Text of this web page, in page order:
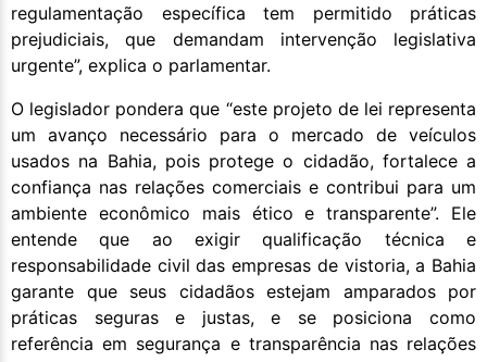
regulamentação específica tem permitido práticas
prejudiciais, que demandam intervenção legislativa
urgente”, explica o parlamentar.
O legislador pondera que “este projeto de lei representa
um avanço necessário para o mercado de veículos
usados na Bahia, pois protege o cidadão, fortalece a
confiança nas relações comerciais e contribui para um
ambiente econômico mais ético e transparente”. Ele
entende que ao exigir qualificação técnica e
responsabilidade civil das empresas de vistoria, a Bahia
garante que seus cidadãos estejam amparados por
práticas seguras e justas, e se posiciona como
referência em segurança e transparência nas relações